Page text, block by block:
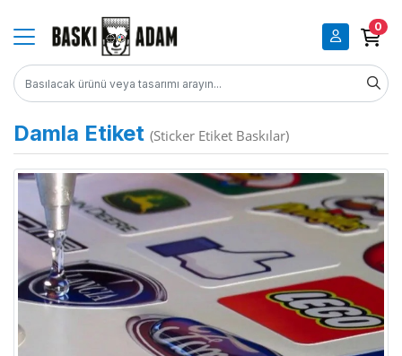
0
Damla Etiket (Sticker Etiket Baskılar)